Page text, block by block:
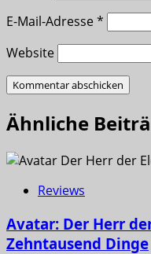
E-Mail-Adresse*
Website
Ähnliche
Reviews
Avatar: Der Herr
Zehntausend Dinge